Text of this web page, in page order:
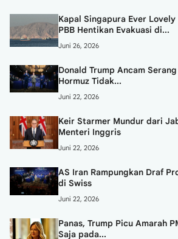
Kapal Singapura Ever
PBB Hentikan Evakuasi di...
Juni 26, 2026
Donald Trump Ancam
Hormuz Tidak...
Juni 22, 2026
Keir Starmer Mundur dari
Menteri Inggris
Juni 22, 2026
AS Iran Rampungkan Draf
di Swiss
Juni 22, 2026
Panas, Trump Picu Amarah
Saja pada...